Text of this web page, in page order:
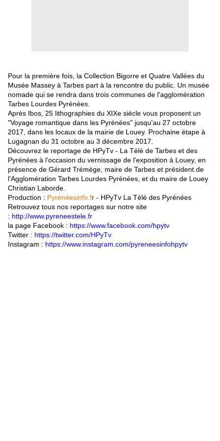
Pour la première fois, la Collection Bigorre et Quatre Vallées du
Musée Massey à Tarbes part à la rencontre du public. Un musée
nomade qui se rendra dans trois communes de l'agglomération
Tarbes Lourdes Pyrénées.
Après Ibos, 25 lithographies du XIXe siècle vous proposent un
"Voyage romantique dans les Pyrénées" jusqu'au 27 octobre
2017, dans les locaux de la mairie de Louey. Prochaine étape à
Lugagnan du 31 octobre au 3 décembre 2017.
Découvrez le reportage de HPyTv - La Télé de Tarbes et des
Pyrénées à l'occasion du vernissage de l'exposition à Louey, en
présence de Gérard Trémège, maire de Tarbes et président de
l'Agglomération Tarbes Lourdes Pyrénées, et du maire de Louey
Christian Laborde.
Production : Pyrénéesinfo.fr - HPyTv La Télé des Pyrénées
Retrouvez tous nos reportages sur notre site
: http://www.pyreneestele.fr
la page Facebook : https://www.facebook.com/hpytv
Twitter : https://twitter.com/HPyTv
Instagram : https://www.instagram.com/pyreneesinfohpytv